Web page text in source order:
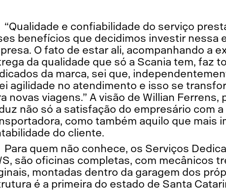
“Qualidade e confiabilidade do serviço
benefícios que decidimos investir nessa
O fato de estar ali, acompanhando a
da qualidade que só a Scania tem, faz
da marca, sei que,
agilidade no atendimento e isso se
novas viagens.” A visão de Willian
não só a satisfação do empresário com
como também aquilo que mais
do cliente.
Para quem não conhece, os Serviços
são oficinas completas, com mecânicos
montadas dentro da garagem dos
é a primeira do estado de Santa